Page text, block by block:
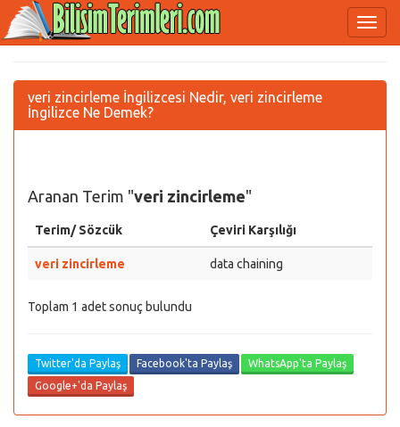
veri zincirleme İngilizcesi Nedir, veri zincirleme
İngilizce Ne Demek?
Aranan Terim "veri zincirleme"
Terim/ Sözcük Çeviri Karşılığı
veri zincirleme data chaining
Toplam 1 adet sonuç bulundu
Twitter'da Paylaş Facebook'ta Paylaş
WhatsApp'ta Paylaş
Google+'da Paylaş